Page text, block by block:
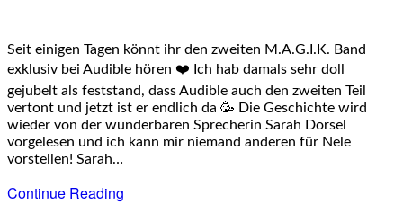
Seit einigen Tagen könnt ihr den zweiten M.A.G.I.K. Band
exklusiv bei Audible hören ❤️ Ich hab damals sehr doll
gejubelt als feststand, dass Audible auch den zweiten Teil
vertont und jetzt ist er endlich da 🥳 Die Geschichte wird
wieder von der wunderbaren Sprecherin Sarah Dorsel
vorgelesen und ich kann mir niemand anderen für Nele
vorstellen! Sarah…
Continue Reading